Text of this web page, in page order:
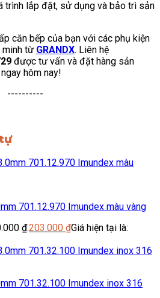
trình lắp đặt, sử dụng và bảo trì sản
căn bếp của bạn với các phụ kiện
minh từ GRANDX. Liên hệ
được tư vấn và đặt hàng sản
hôm nay!
----------
701.12.970 Imundex màu vàng
₫.203.000 ₫Giá hiện tại là:
701.32.100 Imundex inox 316